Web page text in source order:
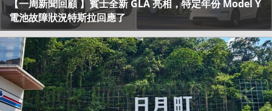
【一周新聞回顧 】賓士全新 GLA 亮相，特定年份 Model Y
電池故障狀況特斯拉回應了